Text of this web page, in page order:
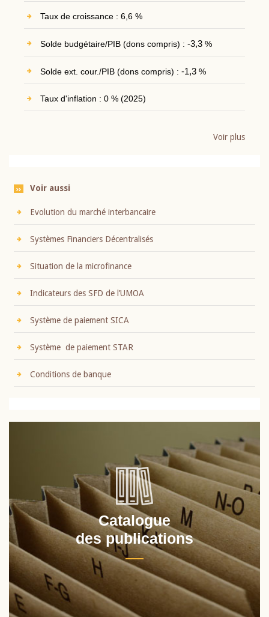
Taux de croissance : 6,6 %
Solde budgétaire/PIB (dons compris) : -3,3%
Solde ext. cour./PIB (dons compris) : -1,3%
Taux d'inflation : 0 % (2025)
Voir plus
Voir aussi
Evolution du marché interbancaire
Systèmes Financiers Décentralisés
Situation de la microfinance
Indicateurs des SFD de l’UMOA
Système de paiement SICA
Système de paiement STAR
Conditions de banque
Catalogue
des publications